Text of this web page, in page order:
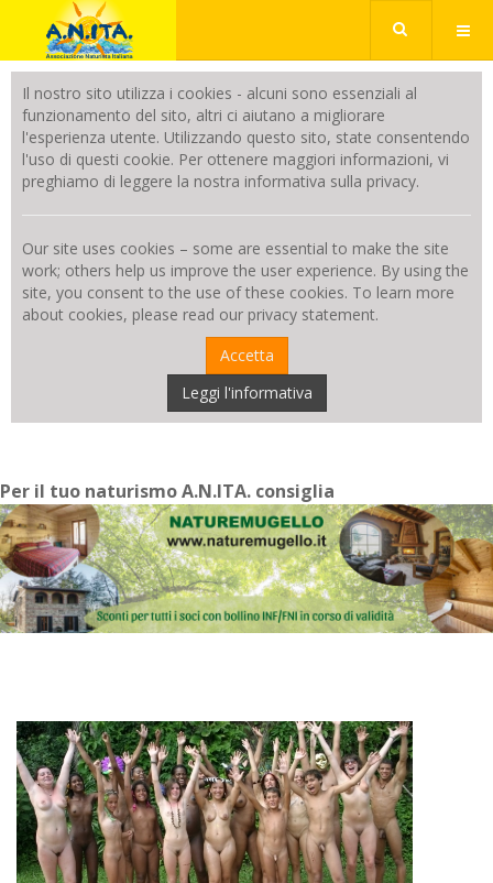
Il nostro sito utilizza i cookies - alcuni sono essenziali al
funzionamento del sito, altri ci aiutano a migliorare
l'esperienza utente. Utilizzando questo sito, state consentendo
l'uso di questi cookie. Per ottenere maggiori informazioni, vi
preghiamo di leggere la nostra informativa sulla privacy.
Our site uses cookies – some are essential to make the site
work; others help us improve the user experience. By using the
site, you consent to the use of these cookies. To learn more
about cookies, please read our privacy statement.
Accetta
Leggi l'informativa
Per il tuo naturismo A.N.ITA. consiglia